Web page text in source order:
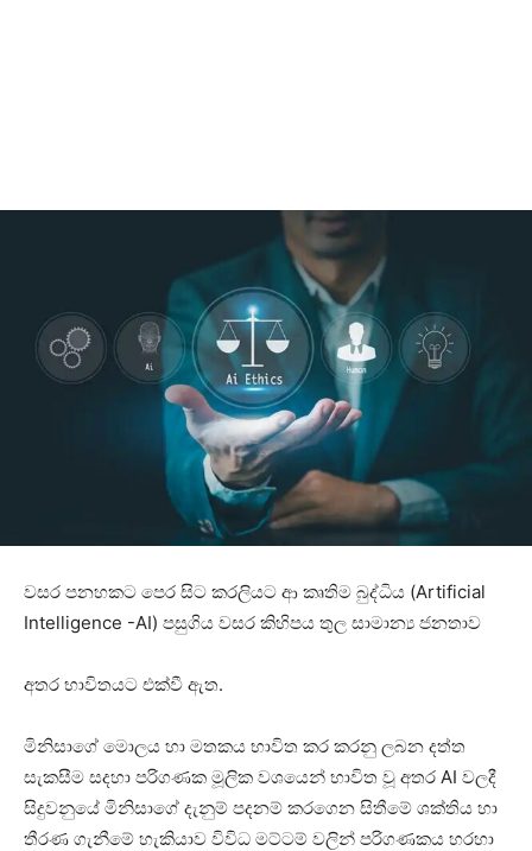
වසර පනහකට පෙර සිට කරලියට ආ කෘතිම බුද්ධිය (Artificial
Intelligence -AI) පසුගිය වසර කිහිපය තුල සාමාන්‍ය ජනතාව
අතර භාවිතයට එක්වී ඇත.
මිනිසාගේ මොලය හා මතකය භාවිත කර කරනු ලබන දත්ත
සැකසීම සදහා පරිගණක මූලික වශයෙන් භාවිත වූ අතර AI වලදී
සිදුවනුයේ මිනිසාගේ දැනුම් පදනම් කරගෙන සිතීමේ ශක්තිය හා
තීරණ ගැනීමේ හැකියාව විවිධ මට්ටම් වලින් පරිගණකය හරහා